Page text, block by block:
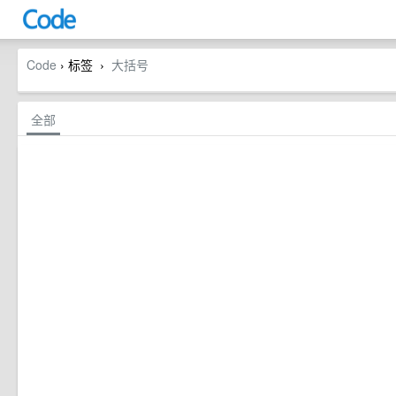
Code › 标签 › 大括号
全部